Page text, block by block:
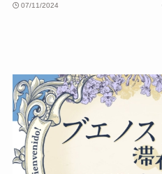
07/11/2024